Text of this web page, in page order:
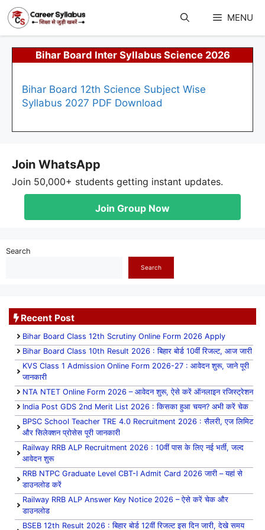
content
MENU
Bihar Board Inter Syllabus Science 2026
Bihar Board 12th Science Subject Wise
Syllabus 2027 PDF Download
Join WhatsApp
Join 50,000+ students getting instant updates.
Join Group Now
Search
Search
Recent Post
Bihar Board Class 12th Scrutiny Online Form 2026 Apply
Bihar Board Class 10th Result 2026 : बिहार बोर्ड 10वीं रिजल्ट, आज जारी
KVS Class 1 Admission Online Form 2026-27 : आवेदन शुरू, जाने पूरी
जानकारी
NTA NTET Online Form 2026 – आवेदन शुरू, ऐसे करें ऑनलाइन रजिस्ट्रेशन
India Post GDS 2nd Merit List 2026 : किसका हुआ चयन? अभी करें चेक
BPSC School Teacher TRE 4.0 Recruitment 2026 : सैलरी, एज लिमिट
और सिलेक्शन प्रोसेस पूरी जानकारी
Railway RRB ALP Recruitment 2026 : 10वीं पास के लिए नई भर्ती, जल्द
आवेदन शुरू
RRB NTPC Graduate Level CBT-I Admit Card 2026 जारी – यहां से
डाउनलोड करें
Railway RRB ALP Answer Key Notice 2026 – ऐसे करें चेक और
डाउनलोड
BSEB 12th Result 2026 : बिहार बोर्ड 12वीं रिजल्ट इस दिन जारी, देखे समय